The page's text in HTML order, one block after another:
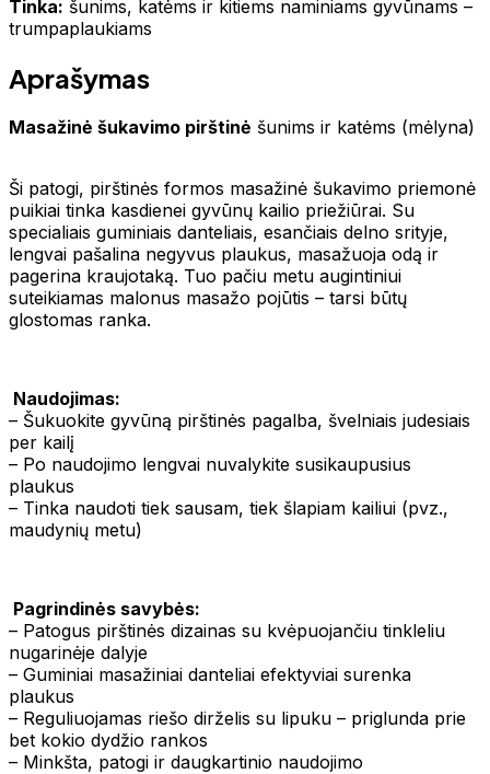
Tinka: šunims, katėms ir kitiems naminiams gyvūnams –
trumpaplaukiams
Aprašymas
Masažinė šukavimo pirštinė šunims ir katėms (mėlyna)
Ši patogi, pirštinės formos masažinė šukavimo priemonė
puikiai tinka kasdienei gyvūnų kailio priežiūrai. Su
specialiais guminiais danteliais, esančiais delno srityje,
lengvai pašalina negyvus plaukus, masažuoja odą ir
pagerina kraujotaką. Tuo pačiu metu augintiniui
suteikiamas malonus masažo pojūtis – tarsi būtų
glostomas ranka.
Naudojimas:
– Šukuokite gyvūną pirštinės pagalba, švelniais judesiais
per kailį
– Po naudojimo lengvai nuvalykite susikaupusius
plaukus
– Tinka naudoti tiek sausam, tiek šlapiam kailiui (pvz.,
maudynių metu)
Pagrindinės savybės:
– Patogus pirštinės dizainas su kvėpuojančiu tinkleliu
nugarinėje dalyje
– Guminiai masažiniai danteliai efektyviai surenka
plaukus
– Reguliuojamas riešo dirželis su lipuku – priglunda prie
bet kokio dydžio rankos
– Minkšta, patogi ir daugkartinio naudojimo